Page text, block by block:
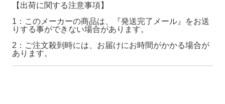
【出荷に関する注意事項】
1：このメーカーの商品は、『発送完了メール』をお送
りする事ができない場合があります。
2：ご注文殺到時には、お届けにお時間がかかる場合が
あります。